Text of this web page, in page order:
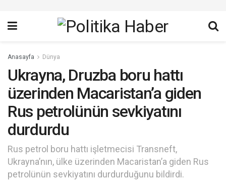
Anasayfa Dünya
Ukrayna, Druzba boru hattı
üzerinden Macaristan’a giden
Rus petrolünün sevkiyatını
durdurdu
Rus petrol boru hattı işletmecisi Transneft,
Ukrayna’nın, ülke üzerinden Macaristan’a giden Rus
petrolünün sevkiyatını durdurduğunu bildirdi.